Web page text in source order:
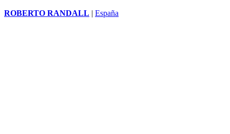
ROBERTO RANDALL | España